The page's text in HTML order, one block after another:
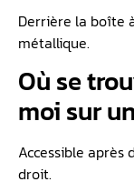
Derrière la boîte
métallique.
Où se
moi sur
Accessible après
droit.